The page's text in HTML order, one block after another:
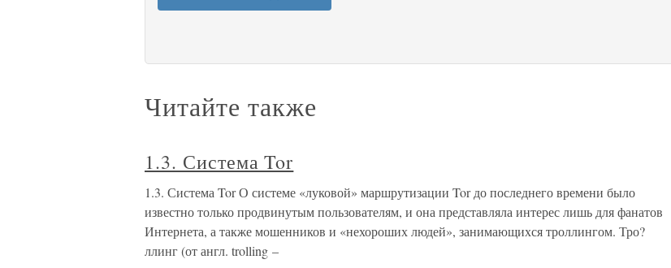
Читайте также
1.3. Система Tor
1.3. Система Tor О системе «луковой» маршрутизации Tor до последнего времени было
известно только продвинутым пользователям, и она представляла интерес лишь для фанатов
Интернета, а также мошенников и «нехороших людей», занимающихся троллингом. Тро?
ллинг (от англ. trolling –